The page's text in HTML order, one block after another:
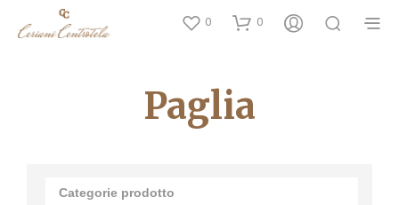
0 0
Paglia